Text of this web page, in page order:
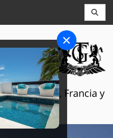
SELECTION
en Suiza, Francia y